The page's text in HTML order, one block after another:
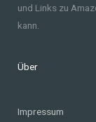
und Links zu
kann.
Über
Impressum